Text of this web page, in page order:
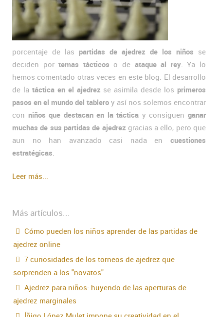
porcentaje de las partidas de ajedrez de los niños se
deciden portemas tácticos o de ataque al rey. Ya lo
hemos comentado otras veces en este blog. El desarrollo
de la táctica en el ajedrez se asimila desde los primeros
pasos en el mundo del tablero y así nos solemos encontrar
con niños que destacan en la táctica y consiguenganar
muchas de sus partidas de ajedrez gracias a ello, pero que
aun no han avanzado casi nada en cuestiones
estratégicas
Leer más...
Más artículos...
Cómo pueden los niños aprender de las partidas de
ajedrez online
7 curiosidades de los torneos de ajedrez que
sorprenden a los "novatos"
Ajedrez para niños: huyendo de las aperturas de
ajedrez marginales